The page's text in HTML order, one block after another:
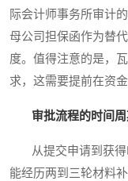
际会计师事务所审计
母公司担保函作为替
度。值得注意的是，
求，这需要提前在资
审批流程的时间
从提交申请到获得
能经历两到三轮材料